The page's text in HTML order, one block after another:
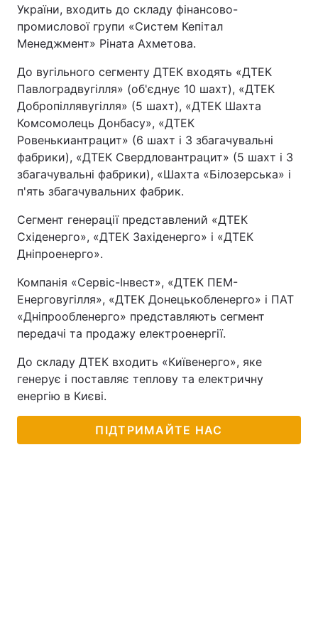
України, входить до складу фінансово-
промислової групи «Систем Кепітал
Менеджмент» Ріната Ахметова.
До вугільного сегменту ДТЕК входять «ДТЕК
Павлоградвугілля» (об'єднує 10 шахт), «ДТЕК
Добропіллявугілля» (5 шахт), «ДТЕК Шахта
Комсомолець Донбасу», «ДТЕК
Ровенькиантрацит» (6 шахт і 3 збагачувальні
фабрики), «ДТЕК Свердловантрацит» (5 шахт і 3
збагачувальні фабрики), «Шахта «Білозерська» і
п'ять збагачувальних фабрик.
Сегмент генерації представлений «ДТЕК
Східенерго», «ДТЕК Західенерго» і «ДТЕК
Дніпроенерго».
Компанія «Сервіс-Інвест», «ДТЕК ПЕМ-
Енерговугілля», «ДТЕК Донецькобленерго» і ПАТ
«Дніпрообленерго» представляють сегмент
передачі та продажу електроенергії.
До складу ДТЕК входить «Київенерго», яке
генерує і поставляє теплову та електричну
енергію в Києві.
ПІДТРИМАЙТЕ НАС